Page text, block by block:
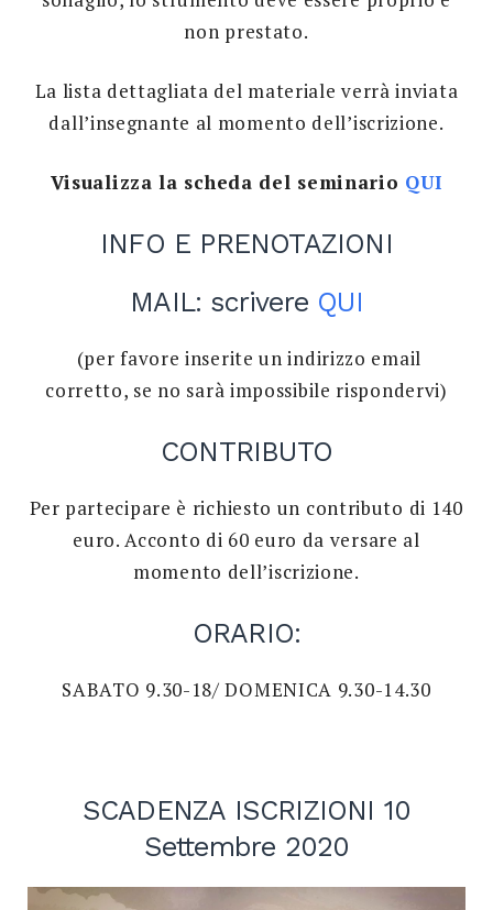
non prestato.
La lista dettagliata del materiale verrà inviata
dall’insegnante al momento dell’iscrizione.
Visualizza la scheda del seminario QUI
INFO E PRENOTAZIONI
MAIL: scrivere QUI
(per favore inserite un indirizzo email
corretto, se no sarà impossibile rispondervi)
CONTRIBUTO
Per partecipare è richiesto un contributo di 140
euro. Acconto di 60 euro da versare al
momento dell’iscrizione.
ORARIO:
SABATO 9.30-18/ DOMENICA 9.30-14.30
SCADENZA ISCRIZIONI 10
Settembre 2020